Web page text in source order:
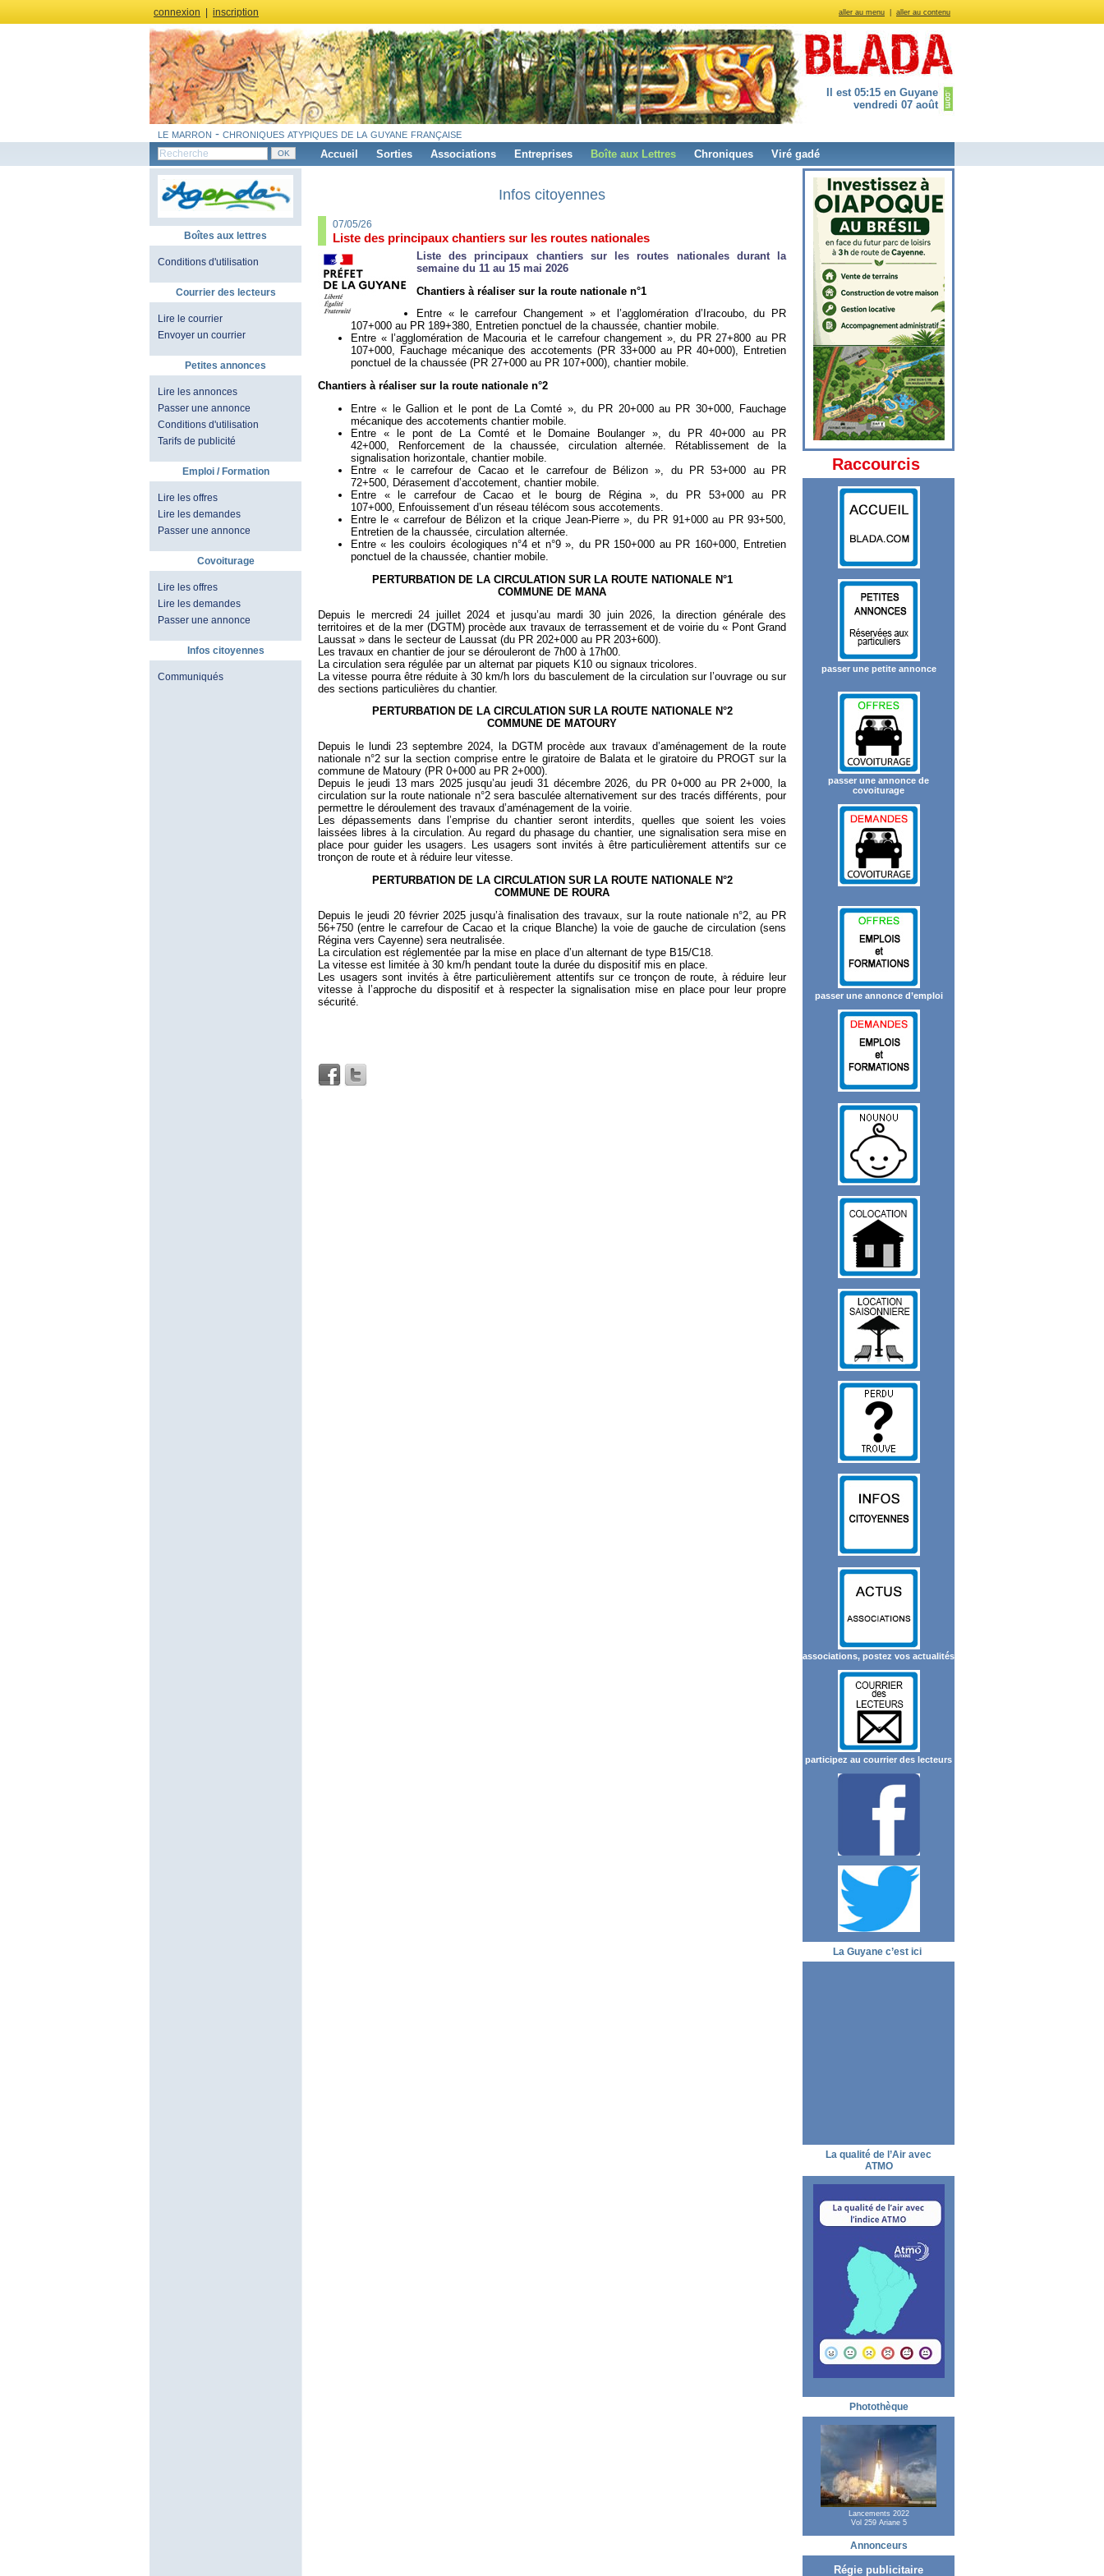
aller au menu aller au contenu
connexion inscription
Il est 05:15 en Guyane
vendredi 07 août
le marron - chroniques atypiques de la guyane française
Accueil Sorties Associations Entreprises Boîte aux Lettres Chroniques Viré gadé
Boîtes aux lettres
Conditions d'utilisation
Courrier des lecteurs
Lire le courrier
Envoyer un courrier
Petites annonces
Lire les annonces
Passer une annonce
Conditions d'utilisation
Tarifs de publicité
Emploi / Formation
Lire les offres
Lire les demandes
Passer une annonce
Covoiturage
Lire les offres
Lire les demandes
Passer une annonce
Infos citoyennes
Communiqués
Infos citoyennes
07/05/26
Liste des principaux chantiers sur les routes nationales
Liste des principaux chantiers sur les routes nationales durant la
semaine du 11 au 15 mai 2026
Chantiers à réaliser sur la route nationale n°1
Entre « le carrefour Changement » et l’agglomération d’Iracoubo, du PR
107+000 au PR 189+380, Entretien ponctuel de la chaussée, chantier mobile.
Entre « l’agglomération de Macouria et le carrefour changement », du PR 27+800 au PR
107+000, Fauchage mécanique des accotements (PR 33+000 au PR 40+000), Entretien
ponctuel de la chaussée (PR 27+000 au PR 107+000), chantier mobile.
Chantiers à réaliser sur la route nationale n°2
Entre « le Gallion et le pont de La Comté », du PR 20+000 au PR 30+000, Fauchage
mécanique des accotements chantier mobile.
Entre « le pont de La Comté et le Domaine Boulanger », du PR 40+000 au PR
42+000, Renforcement de la chaussée, circulation alternée. Rétablissement de la
signalisation horizontale, chantier mobile.
Entre « le carrefour de Cacao et le carrefour de Bélizon », du PR 53+000 au PR
72+500, Dérasement d’accotement, chantier mobile.
Entre « le carrefour de Cacao et le bourg de Régina », du PR 53+000 au PR
107+000, Enfouissement d’un réseau télécom sous accotements.
Entre le « carrefour de Bélizon et la crique Jean-Pierre », du PR 91+000 au PR 93+500,
Entretien de la chaussée, circulation alternée.
Entre « les couloirs écologiques n°4 et n°9 », du PR 150+000 au PR 160+000, Entretien
ponctuel de la chaussée, chantier mobile.
PERTURBATION DE LA CIRCULATION SUR LA ROUTE NATIONALE N°1
COMMUNE DE MANA
Depuis le mercredi 24 juillet 2024 et jusqu’au mardi 30 juin 2026, la direction générale des
territoires et de la mer (DGTM) procède aux travaux de terrassement et de voirie du « Pont Grand
Laussat » dans le secteur de Laussat (du PR 202+000 au PR 203+600).
Les travaux en chantier de jour se dérouleront de 7h00 à 17h00.
La circulation sera régulée par un alternat par piquets K10 ou signaux tricolores.
La vitesse pourra être réduite à 30 km/h lors du basculement de la circulation sur l’ouvrage ou sur
des sections particulières du chantier.
PERTURBATION DE LA CIRCULATION SUR LA ROUTE NATIONALE N°2
COMMUNE DE MATOURY
Depuis le lundi 23 septembre 2024, la DGTM procède aux travaux d’aménagement de la route
nationale n°2 sur la section comprise entre le giratoire de Balata et le giratoire du PROGT sur la
commune de Matoury (PR 0+000 au PR 2+000).
Depuis le jeudi 13 mars 2025 jusqu’au jeudi 31 décembre 2026, du PR 0+000 au PR 2+000, la
circulation sur la route nationale n°2 sera basculée alternativement sur des tracés différents, pour
permettre le déroulement des travaux d’aménagement de la voirie.
Les dépassements dans l’emprise du chantier seront interdits, quelles que soient les voies
laissées libres à la circulation. Au regard du phasage du chantier, une signalisation sera mise en
place pour guider les usagers. Les usagers sont invités à être particulièrement attentifs sur ce
tronçon de route et à réduire leur vitesse.
PERTURBATION DE LA CIRCULATION SUR LA ROUTE NATIONALE N°2
COMMUNE DE ROURA
Depuis le jeudi 20 février 2025 jusqu’à finalisation des travaux, sur la route nationale n°2, au PR
56+750 (entre le carrefour de Cacao et la crique Blanche) la voie de gauche de circulation (sens
Régina vers Cayenne) sera neutralisée.
La circulation est réglementée par la mise en place d’un alternant de type B15/C18.
La vitesse est limitée à 30 km/h pendant toute la durée du dispositif mis en place.
Les usagers sont invités à être particulièrement attentifs sur ce tronçon de route, à réduire leur
vitesse à l’approche du dispositif et à respecter la signalisation mise en place pour leur propre
sécurité.
Raccourcis
passer une petite annonce
passer une annonce de
covoiturage
passer une annonce d’emploi
associations, postez vos actualités
participez au courrier des lecteurs
La Guyane c’est ici
La qualité de l’Air avec
ATMO
Photothèque
Lancements 2022
Vol 259 Ariane 5
Annonceurs
Régie publicitaire